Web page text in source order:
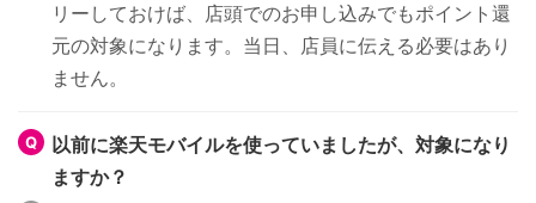
リーしておけば、店頭でのお申し込みでもポイント還
元の対象になります。当日、店員に伝える必要はあり
ません。
以前に楽天モバイルを使っていましたが、対象になり
ますか？